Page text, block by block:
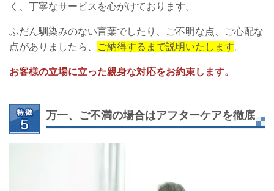
く、丁寧なサービスを心がけております。
ふだん馴染みのない言葉でしたり、ご不明な点、ご心配な
点がありましたら、
ご納得するまで説明いたします。
お客様の立場に立った親身な対応をお約束します。
万一、ご不満の場合はアフターケアを徹底